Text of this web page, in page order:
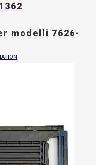
modelli 7626-